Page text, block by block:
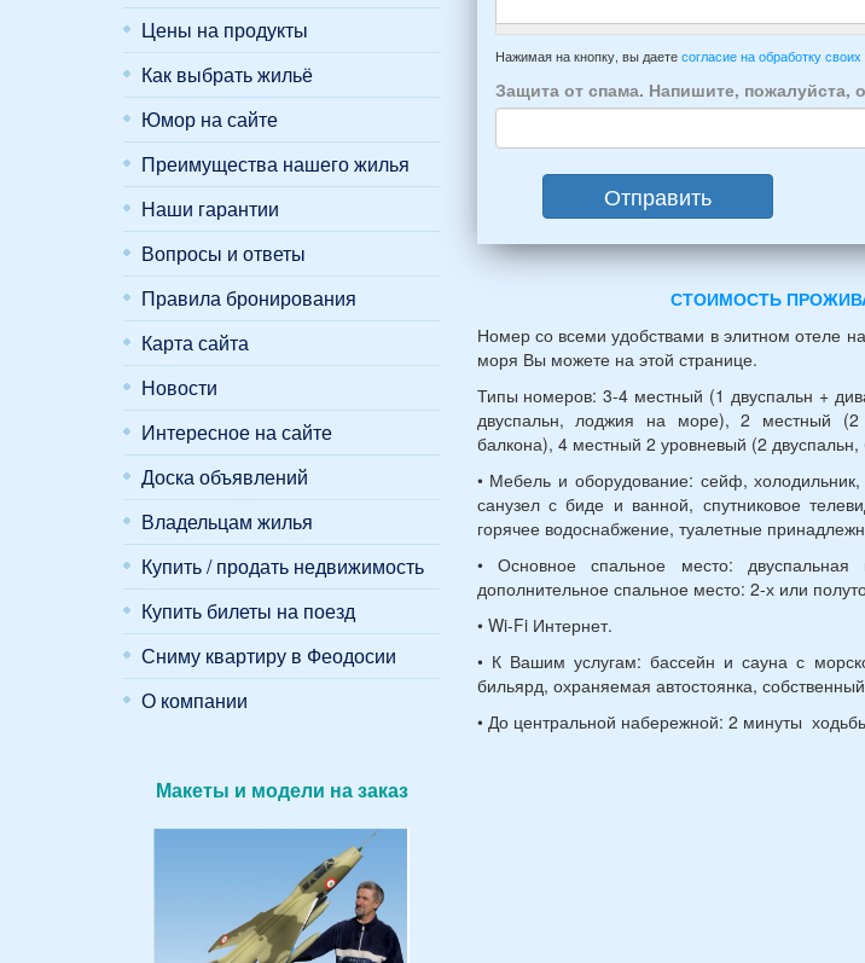
Цены на продукты
Как выбрать жильё
Юмор на сайте
Преимущества нашего жилья
Наши гарантии
Вопросы и ответы
Правила бронирования
Карта сайта
Новости
Интересное на сайте
Доска объявлений
Владельцам жилья
Купить / продать недвижимость
Купить билеты на поезд
Сниму квартиру в Феодосии
О компании
Макеты и модели на заказ
отъезда
из
*
-
например:
6
человек:
взрослых
женщины)
(возраст
7
и
12
лет):
Примечание
Нажимая на кнопку, вы даете согласие на обработку
Защита от спама. Напишите, пожалуйста,
Отправить
СТОИМОСТЬ
Номер со всеми удобствами в элитном отеле
моря Вы можете на этой странице.
Типы номеров: 3-4 местный (1 двуспальн +
двуспальн, лоджия на море), 2 местный
балкона), 4 местный 2 уровневый (2
• Мебель и оборудование: сейф,
санузел с биде и ванной, спутниковое
горячее водоснабжение, туалетные
• Основное спальное место: двуспальная
дополнительное спальное место: 2-х или
• Wi-Fi Интернет.
• К Вашим услугам: бассейн и сауна с
бильярд, охраняемая автостоянка,
• До центральной набережной: 2 минуты